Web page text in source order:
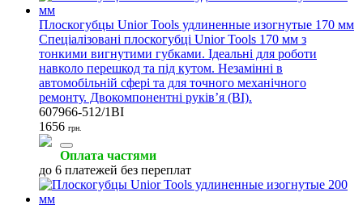
Плоскогубцы Unior Tools удлиненные изогнутые 170 мм
Спеціалізовані плоскогубці Unior Tools 170 мм з
тонкими вигнутими губками. Ідеальні для роботи
навколо перешкод та під кутом. Незамінні в
автомобільній сфері та для точного механічного
ремонту. Двокомпонентні руків’я (BI).
607966-512/1BI
1656 грн.
Оплата частями
до 6 платежей без переплат